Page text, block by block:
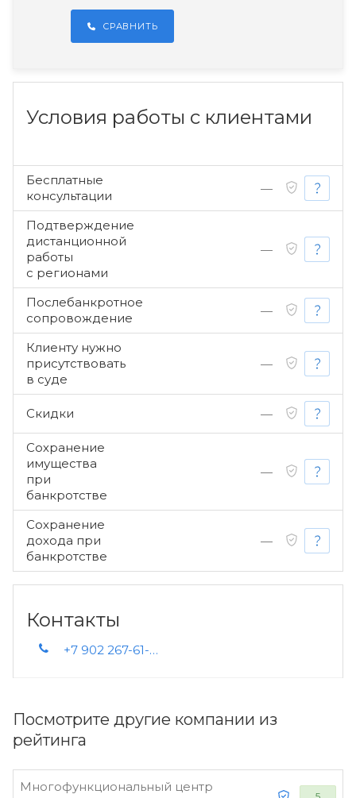
Посмотрите другие компании из
рейтинга
Многофункциональный центр
СРАВНИТЬ
Условия работы с клиентами
Бесплатные
консультации
—
Подтверждение
дистанционной
работы
с регионами
—
Послебанкротное
сопровождение
—
Клиенту нужно
присутствовать
в суде
—
Скидки —
Сохранение
имущества
при
банкротстве
—
Сохранение
дохода при
банкротстве
—
Контакты
+7 902 267-61-20 +7 (343) 318-26-52